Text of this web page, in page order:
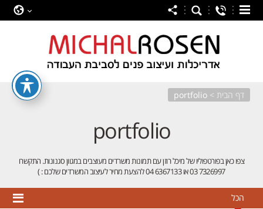
דף הבית >
portfolio
portfolio
צפו כאן בפורטפוליו של מיכל רוזן עם תמונות משרדים מעוצבים במגוון סגנונות. התקשרו
7326997 03 או 6367133 04 להצעת מחיר לעיצוב המשרדים שלכם : )
הכל